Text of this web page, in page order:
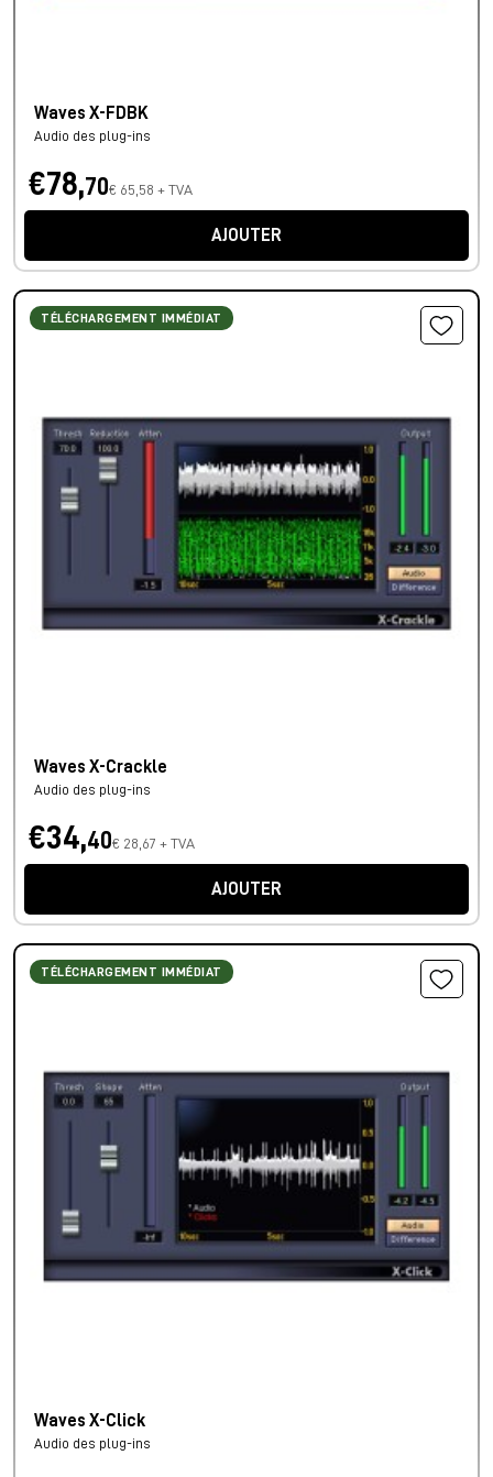
Waves X-FDBK
Audio des plug-ins
€78,70€ 65,58 + TVA
AJOUTER
TÉLÉCHARGEMENT IMMÉDIAT
Waves X-Crackle
Audio des plug-ins
€34,40€ 28,67 + TVA
AJOUTER
TÉLÉCHARGEMENT IMMÉDIAT
Waves X-Click
Audio des plug-ins